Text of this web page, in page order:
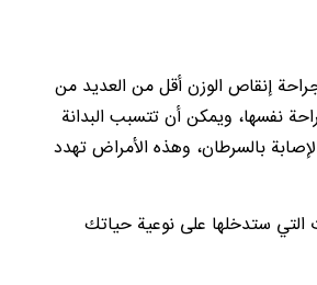
إنقاص الوزن أقل من العديد من
نفسها، ويمكن أن تتسبب البدانة
بالسرطان، وهذه الأمراض تهدد
التي ستدخلها على نوعية حياتك